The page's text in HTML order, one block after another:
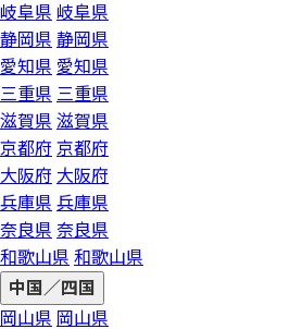
岐阜県 岐阜県
静岡県 静岡県
愛知県 愛知県
三重県 三重県
滋賀県 滋賀県
京都府 京都府
大阪府 大阪府
兵庫県 兵庫県
奈良県 奈良県
和歌山県 和歌山県
中国／四国
岡山県 岡山県